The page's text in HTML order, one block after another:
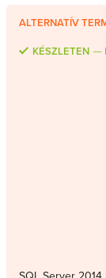
Server
ALTERNATÍV
KÉSZLETEN